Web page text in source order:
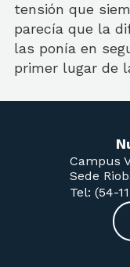
tensión que
parecía que la
las ponía en
primer lugar de
Campus
Sede
Tel: (54-